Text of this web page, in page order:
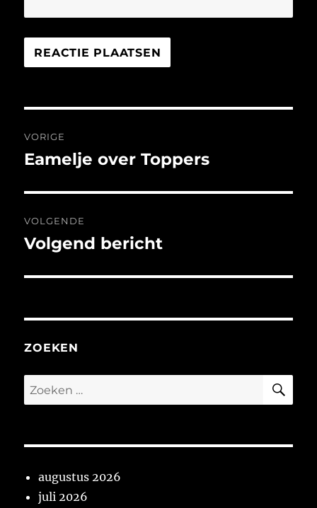
navigatie
VORIGE
Vorig
Eamelje over Toppers
VOLGENDE
Volgend
Volgend bericht
ZOEKEN
Zoeken
naar:
augustus 2026
juli 2026